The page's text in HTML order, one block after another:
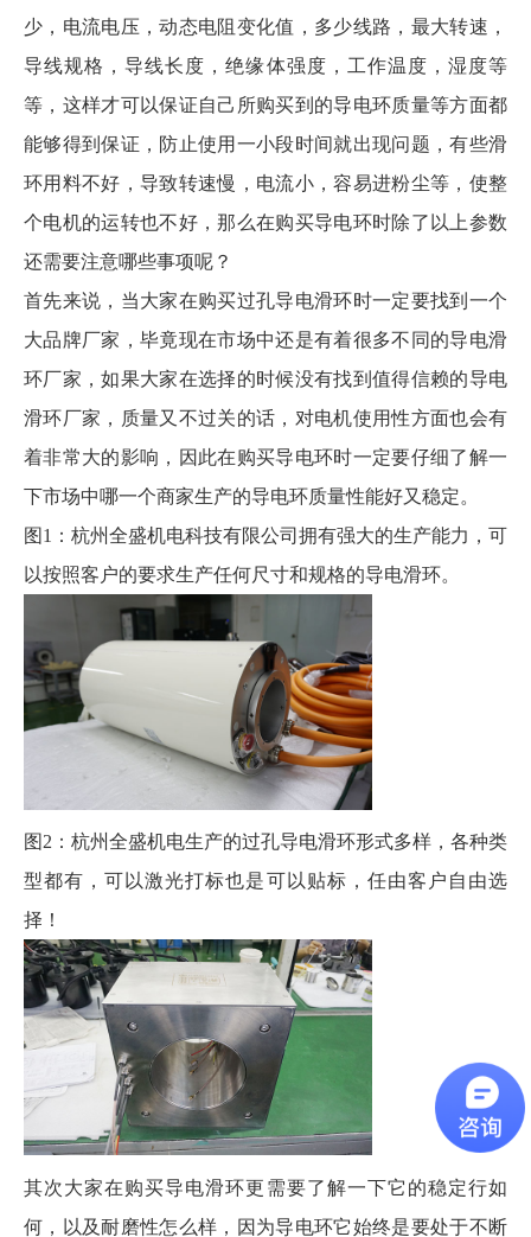
少，电流电压，动态电阻变化值，多少线路，最大转速，
导线规格，导线长度，绝缘体强度，工作温度，湿度等
等，这样才可以保证自己所购买到的导电环质量等方面都
能够得到保证，防止使用一小段时间就出现问题，有些滑
环用料不好，导致转速慢，电流小，容易进粉尘等，使整
个电机的运转也不好，那么在购买导电环时除了以上参数
还需要注意哪些事项呢？
首先来说，当大家在购买过孔导电滑环时一定要找到一个
大品牌厂家，毕竟现在市场中还是有着很多不同的导电滑
环厂家，如果大家在选择的时候没有找到值得信赖的导电
滑环厂家，质量又不过关的话，对电机使用性方面也会有
着非常大的影响，因此在购买导电环时一定要仔细了解一
下市场中哪一个商家生产的导电环质量性能好又稳定。
图1：杭州全盛机电科技有限公司拥有强大的生产能力，可
以按照客户的要求生产任何尺寸和规格的导电滑环。
图2：杭州全盛机电生产的过孔导电滑环形式多样，各种类
型都有，可以激光打标也是可以贴标，任由客户自由选
择！
其次大家在购买导电滑环更需要了解一下它的稳定行如
何，以及耐磨性怎么样，因为导电环它始终是要处于不断